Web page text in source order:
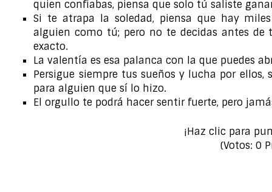
quien confiabas, piensa que solo tú saliste
Si te atrapa la soledad, piensa que hay
alguien como tú; pero no te decidas antes de
exacto.
La valentía es esa palanca con la que puedes
Persigue siempre tus sueños y lucha por
para alguien que sí lo hizo.
El orgullo te podrá hacer sentir fuerte, pero
¡Haz clic para
(Votos: 0